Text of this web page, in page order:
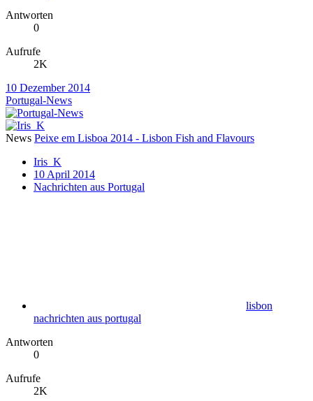
Antworten
0
Aufrufe
2K
10 Dezember 2014
Portugal-News
News Peixe em Lisboa 2014 - Lisbon Fish and Flavours
Iris_K
10 April 2014
Nachrichten aus Portugal
lisbon
nachrichten aus portugal
Antworten
0
Aufrufe
2K